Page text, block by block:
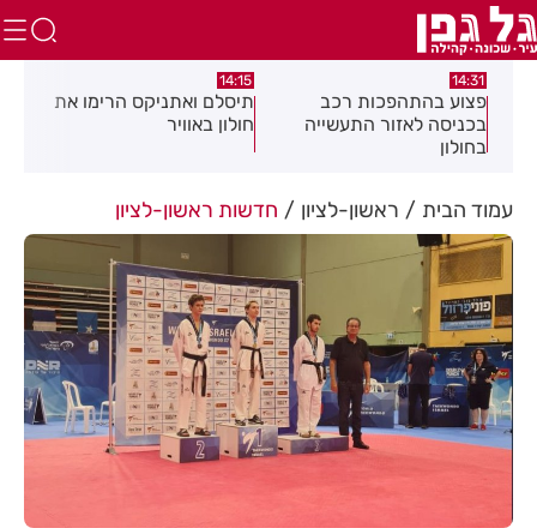
14:15
תיסלם ואתניקס הרימו את
חולון באוויר
13:05
פצוע בתאונת אופנוע במרכז
חולון
עמוד הבית ראשון-לציון חדשות ראשון-לציון